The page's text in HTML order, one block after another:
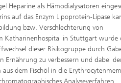
Infektionen – Prävention,
Wirkstoffentwicklung
Heparine als Hämodialysatoren
auf das Enzym Lipoprotein-Lipase
bzw. Verschlechterung von
Katharinenhospital in Stuttgart wurde
dieser Risikogruppe durch
Ernährung zu verbessern und dabei
dem Fischöl in die
Analyseverfahren